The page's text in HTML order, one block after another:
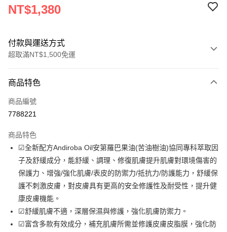
防護能力。
NT$1,380
付款與運送方式
超取滿NT$1,500免運
信用卡一次付款
信用卡分期付款
合作金庫商業銀行
華南商業銀行
彰化商業銀行
上海商業儲蓄銀行
台北富邦商業銀行
國泰世華商業銀行
兆豐國際商業銀行
臺灣中小企業銀行
台中商業銀行
匯豐（台灣）商業銀行
聯邦商業銀行
元大商業銀行
永豐商業銀行
玉山商業銀行
星展（台灣）商業銀行
超商取貨付款
LINE Pay
Apple Pay
街口支付
商品特色
商品編號
7788221
商品特色
☑全新配方Andiroba Oil安第羅巴果油(苦油樹油)協同專科萃取因
子及舒緩成分，能舒緩、調理、修復肌膚提升肌膚對環境傷害的
保護力、增強/強化肌膚/表皮的防禦力/抵抗力/防護能力，舒緩保
護不刺激皮膚，對皮膚具有更高的安全修護性及耐受性，提升健
康皮膚機能。
☑舒緩肌膚不適，深層保濕與修護，強化肌膚防禦力。
☑富含多款有效成分，補充肌膚所需並修護皮膚皮脂膜，強化防